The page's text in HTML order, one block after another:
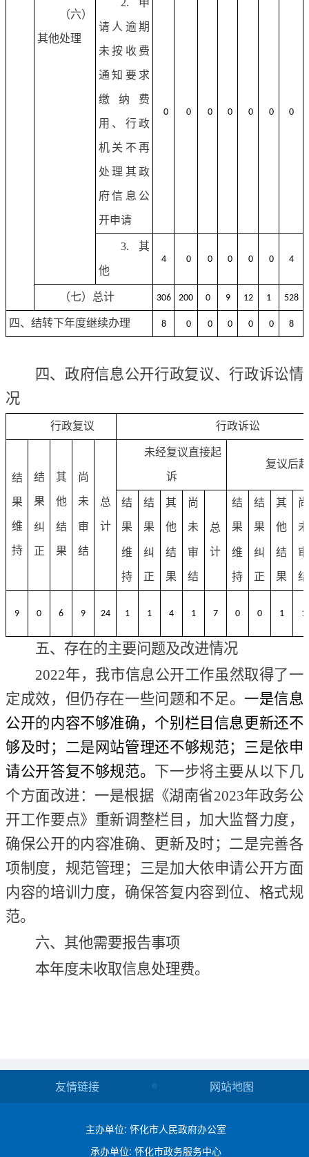
（六）
其他处理
请人逾期
未按收费
通知要求
缴纳费
用、行政
机关不再
处理其政
府信息公
开申请
0 0 0 0 0 0 0
3.其
他
4 0 0 0 0 0 4
（七）总计 306 200 0 9 12 1 528
四、结转下年度继续办理 8 0 0 0 0 0 8
四、政府信息公开行政复议、行政诉讼情
况
行政复议 行政诉讼
结
果
维
持
结
果
纠
正
其
他
结
果
尚
未
审
结
总
计
未经复议直接起
诉
复议后
结
果
维
持
结
果
纠
正
其
他
结
果
尚
未
审
结
总
计
结
果
维
持
结
果
纠
正
其
他
结
果
尚
未
审
结
9 0 6 9 24 1 1 4 1 7 0 0 1 1
五、存在的主要问题及改进情况
2022年，我市信息公开工作虽然取得了一
定成效，但仍存在一些问题和不足。 一是信息
公开的内容不够准确，个别栏目信息更新还不
够及时；二是网站管理还不够规范；三是依申
请公开答复不够规范。 下一步将主要从以下几
个方面改进：一是根据《湖南省2023年政务公
开工作要点》重新调整栏目，加大监督力度，
确保公开的内容准确、更新及时；二是完善各
项制度，规范管理；三是加大依申请公开方面
内容的培训力度，确保答复内容到位、格式规
范。
六、其他需要报告事项
本年度未收取信息处理费。
友情链接 网站地图
主办单位: 怀化市人民政府办公室
承办单位: 怀化市政务服务中心